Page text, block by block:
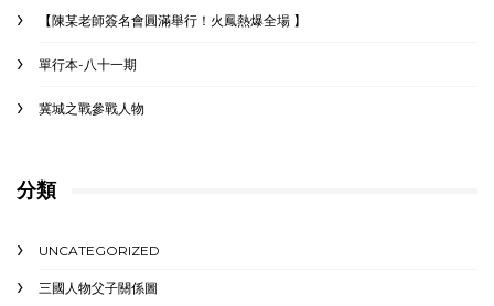
【陳某老師簽名會圓滿舉行！火鳳熱爆全場 】
單行本-八十一期
冀城之戰參戰人物
分類
UNCATEGORIZED
三國人物父子關係圖